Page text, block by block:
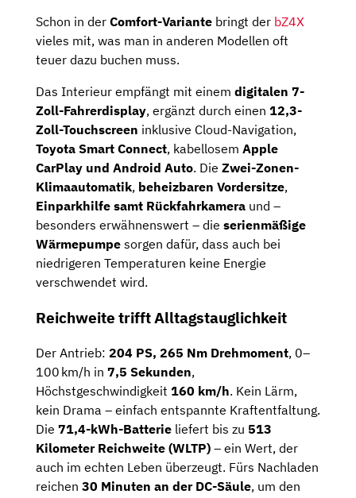
Schon in der Comfort-Variante bringt der bZ4X
vieles mit, was man in anderen Modellen oft
teuer dazu buchen muss.
Das Interieur empfängt mit einem digitalen 7-
Zoll-Fahrerdisplay, ergänzt durch einen 12,3-
Zoll-Touchscreen inklusive Cloud-Navigation,
Toyota Smart Connect, kabellosem Apple
CarPlay und Android Auto. Die Zwei-Zonen-
Klimaautomatik, beheizbaren Vordersitze,
Einparkhilfe samt Rückfahrkamera und –
besonders erwähnenswert – die serienmäßige
Wärmepumpe sorgen dafür, dass auch bei
niedrigeren Temperaturen keine Energie
verschwendet wird.
Reichweite trifft Alltagstauglichkeit
Der Antrieb: 204 PS, 265 Nm Drehmoment, 0–
100 km/h in 7,5 Sekunden,
Höchstgeschwindigkeit 160 km/h. Kein Lärm,
kein Drama – einfach entspannte Kraftentfaltung.
Die 71,4-kWh-Batterie liefert bis zu 513
Kilometer Reichweite (WLTP) – ein Wert, der
auch im echten Leben überzeugt. Fürs Nachladen
reichen 30 Minuten an der DC-Säule, um den